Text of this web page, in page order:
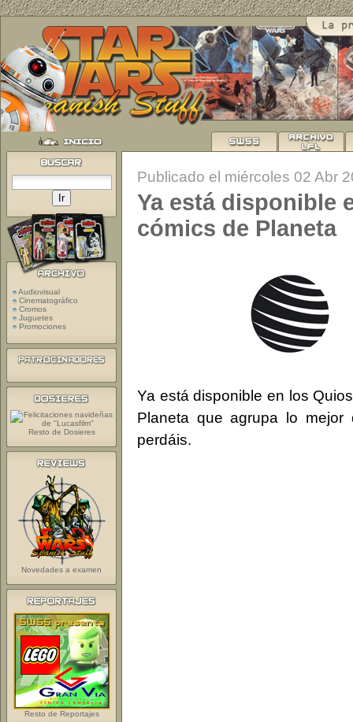
Publicado el miércoles 02 Abr
Ya está disponible
cómics de Planeta
Ya está disponible en los
Planeta que agrupa lo
perdáis.
Audiovisual
Cinematográfico
Cromos
Juguetes
Promociones
Resto de Dosieres
Novedades a examen
Resto de Reportajes